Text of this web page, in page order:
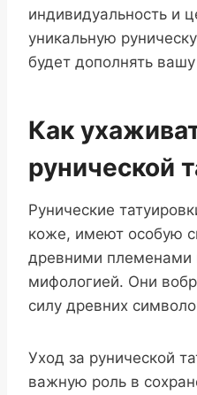
индивидуальность и
уникальную
будет дополнять
Как
рунической
Рунические
коже, имеют особую
древними племенами
мифологией. Они
силу древних
Уход за рунической
важную роль в